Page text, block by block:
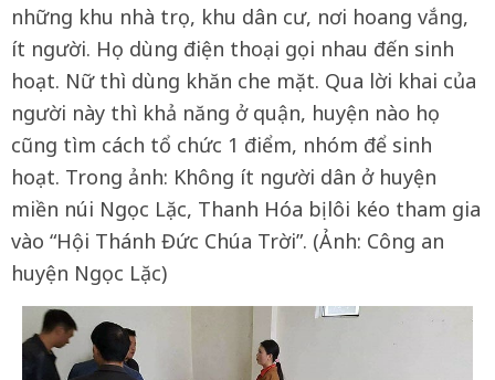
những khu nhà trọ, khu dân cư, nơi hoang vắng,
ít người. Họ dùng điện thoại gọi nhau đến sinh
hoạt. Nữ thì dùng khăn che mặt. Qua lời khai của
người này thì khả năng ở quận, huyện nào họ
cũng tìm cách tổ chức 1 điểm, nhóm để sinh
hoạt. Trong ảnh: Không ít người dân ở huyện
miền núi Ngọc Lặc, Thanh Hóa bị lôi kéo tham gia
vào “Hội Thánh Đức Chúa Trời”. (Ảnh: Công an
huyện Ngọc Lặc)